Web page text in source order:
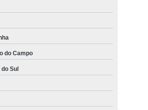
do Campo
Sul